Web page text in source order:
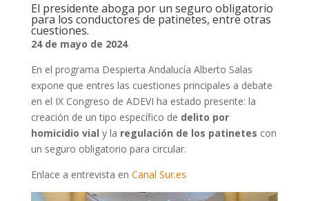
El presidente aboga por un seguro obligatorio
para los conductores de patinetes, entre otras
cuestiones.
24 de mayo de 2024
En el programa Despierta Andalucía Alberto Salas
expone que entres las cuestiones principales a debate
en el IX Congreso de ADEVI ha estado presente: la
creación de un tipo específico de delito por
homicidio vial y la regulación de los patinetes con
un seguro obligatorio para circular.
Enlace a entrevista en Canal Sur.es